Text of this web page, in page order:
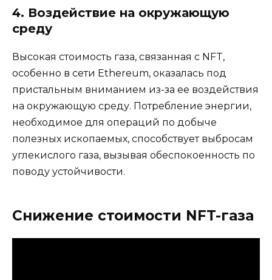
4. Воздействие на окружающую
среду
Высокая стоимость газа, связанная с NFT,
особенно в сети Ethereum, оказалась под
пристальным вниманием из-за ее воздействия
на окружающую среду. Потребление энергии,
необходимое для операций по добыче
полезных ископаемых, способствует выбросам
углекислого газа, вызывая обеспокоенность по
поводу устойчивости.
Снижение стоимости NFT-газа